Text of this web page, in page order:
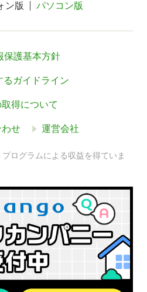
ン版 パソコン版
保護基本方針
ガイドライン
得について
せ 運営会社
ログラムによる収益を得ていま